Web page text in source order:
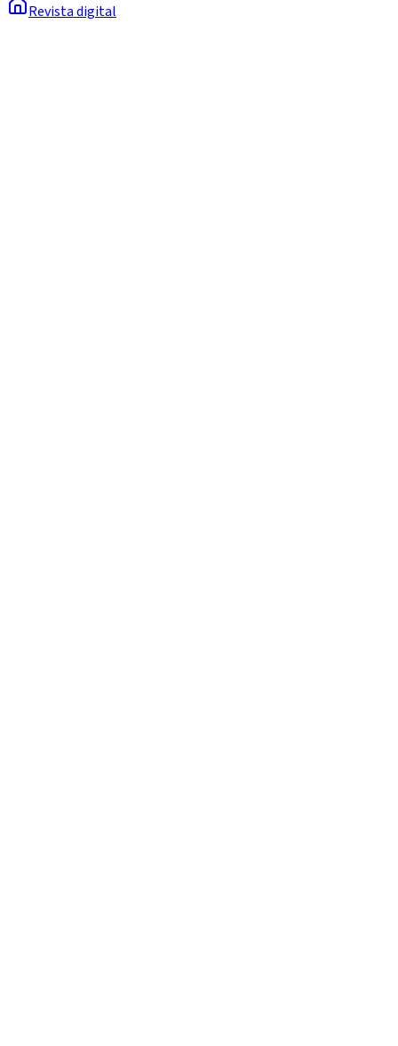
Revista digital